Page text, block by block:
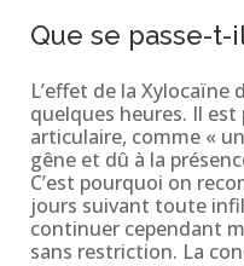
Que se passe-
L’effet de la
quelques heures. Il
articulaire, comme «
gêne et dû à la
C’est pourquoi on
jours suivant toute
continuer cependant
sans restriction. La